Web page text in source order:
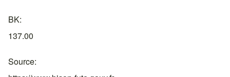
BK
137.00
Source